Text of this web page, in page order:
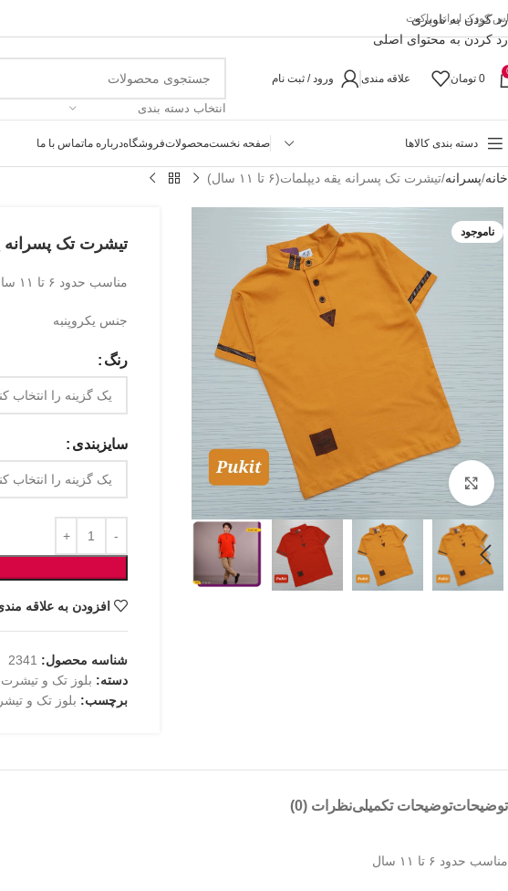
رد کردن به ناوبری
رد کردن به محتوای اصلی
کودک ایرانی پاکیت
0 تومان علاقه مندی ورود / ثبت نام
انتخاب دسته بندی
دسته بندی کالاها صفحه نخستمحصولاتفروشگاهدرباره ماتماس با ما
خانه پسرانه تیشرت تک پسرانه یقه‌ دیپلمات(۶ تا ۱۱ سال)
ناموجود
بزرگنمایی تصویر
تیشرت تک پسرانه یقه‌
مناسب حدود ۶ تا ۱۱ سال
جنس یکروپنبه
رنگ
سایزبندی
افزودن به علاقه
شناسه محصول: 2341
دسته: بلوز تک و تیشرت
برچسب: بلوز تک و
توضیحاتتوضیحات تکمیلینظرات (0)
مناسب حدود ۶ تا ۱۱ سال